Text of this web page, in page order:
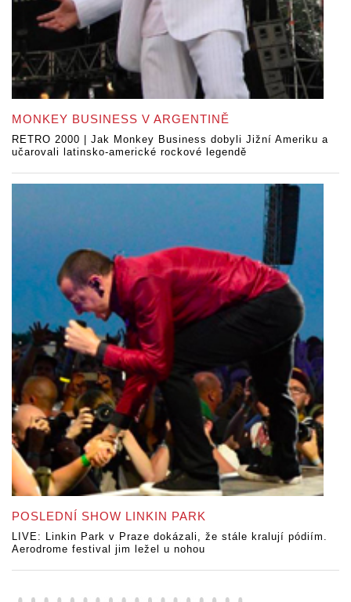
MONKEY BUSINESS V ARGENTINĚ
RETRO 2000 | Jak Monkey Business dobyli Jižní Ameriku a
učarovali latinsko-americké rockové legendě
POSLEDNÍ SHOW LINKIN PARK
LIVE: Linkin Park v Praze dokázali, že stále kralují pódiím.
Aerodrome festival jim ležel u nohou